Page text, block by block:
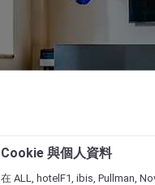
Cookie 與個人資料
在 ALL, hotelF1, ibis, Pullman,